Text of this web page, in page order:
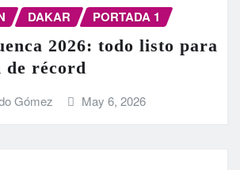
DAKAR PORTADA 1
2026: todo listo para
de récord
Gómez May 6, 2026